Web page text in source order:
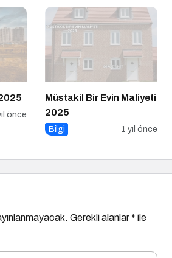
önce
Müstakil Bir Evin Maliyeti
2025
Bilgi 1 yıl önce
Gerekli alanlar* ile